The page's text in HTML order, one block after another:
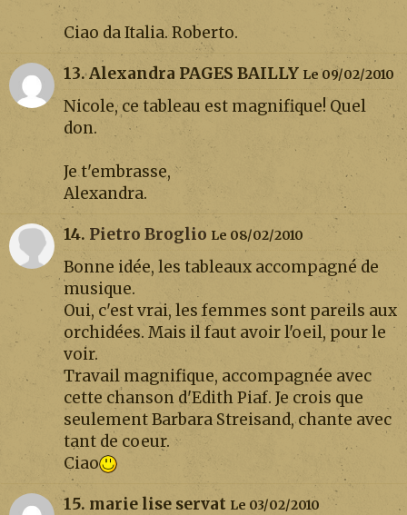
Ciao da Italia. Roberto.
13. Alexandra PAGES BAILLY Le 09/02/2010
Nicole, ce tableau est magnifique! Quel
don.
Je t'embrasse,
Alexandra.
14. Pietro Broglio Le 08/02/2010
Bonne idée, les tableaux accompagné de
musique.
Oui, c'est vrai, les femmes sont pareils aux
orchidées. Mais il faut avoir l'oeil, pour le
voir.
Travail magnifique, accompagnée avec
cette chanson d'Edith Piaf. Je crois que
seulement Barbara Streisand, chante avec
tant de coeur.
Ciao
15. marie lise servat Le 03/02/2010